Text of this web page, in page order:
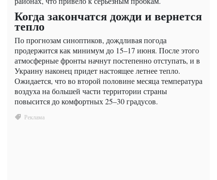
Когда закончатся дожди и вернется
тепло
По прогнозам синоптиков, дождливая погода
продержится как минимум до 15–17 июня. После этого
атмосферные фронты начнут постепенно отступать, и в
Украину наконец придет настоящее летнее тепло.
Ожидается, что во второй половине месяца температура
воздуха на большей части территории страны
повысится до комфортных 25–30 градусов.